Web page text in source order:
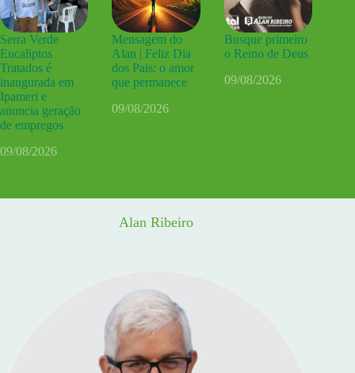
Serra Verde
Eucaliptos
Tratados é
inaugurada em
Ipameri e
anuncia geração
de empregos
09/08/2026
Mensagem do
Alan | Feliz Dia
dos Pais: o amor
que permanece
09/08/2026
Busque primeiro
o Reino de Deus
09/08/2026
Alan Ribeiro